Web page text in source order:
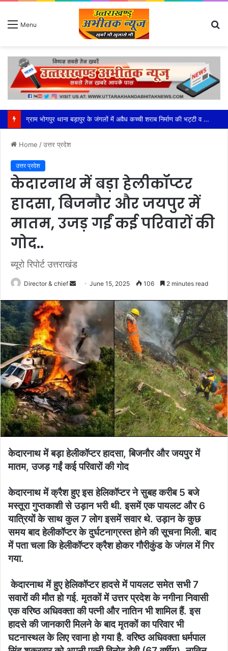
Menu
महेश्वरी मंडल की सक्रियता से सफल हुआ भाजपा का बूथ अध्यक्ष सम्मेलन
Home /उत्तर प्रदेश
उत्तर प्रदेश
केदारनाथ में बड़ा हेलीकॉप्टर
हादसा, बिजनौर और जयपुर में
मातम, उजड़ गईं कई परिवारों की
गोद..
ब्यूरो रिपोर्ट उत्तराखंड
Director & chief
Send
email
June 15, 2025 106 2 minutes read
केदारनाथ में बड़ा हेलीकॉप्टर हादसा, बिजनौर और जयपुर में
मातम, उजड़ गईं कई परिवारों की गोद
केदारनाथ में क्रैश हुए इस हेलिकॉप्टर ने सुबह करीब 5 बजे
मस्तूरा गुप्तकाशी से उड़ान भरी थी. इसमें एक पायलट और 6
यात्रियों के साथ कुल 7 लोग इसमें सवार थे. उड़ान के कुछ
समय बाद हेलीकॉप्टर के दुर्घटनाग्रस्त होने की सूचना मिली. बाद
में पता चला कि हेलीकॉप्टर क्रैश होकर गौरीकुंड के जंगल में गिर
गया.
केदारनाथ में हुए हेलिकॉप्टर हादसे में पायलट समेत सभी 7
सवारों की मौत हो गई. मृतकों में उत्तर प्रदेश के नगीना निवासी
एक वरिष्ठ अधिवक्ता की पत्नी और नातिन भी शामिल हैं. इस
हादसे की जानकारी मिलने के बाद मृतकों का परिवार भी
घटनास्थल के लिए रवाना हो गया है. वरिष्ठ अधिवक्ता धर्मपाल